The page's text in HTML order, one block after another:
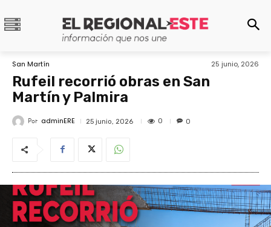
San Martín 25 junio, 2026
Rufeil recorrió obras en San
Martín y Palmira
Por adminERE 25 junio, 2026 0 0